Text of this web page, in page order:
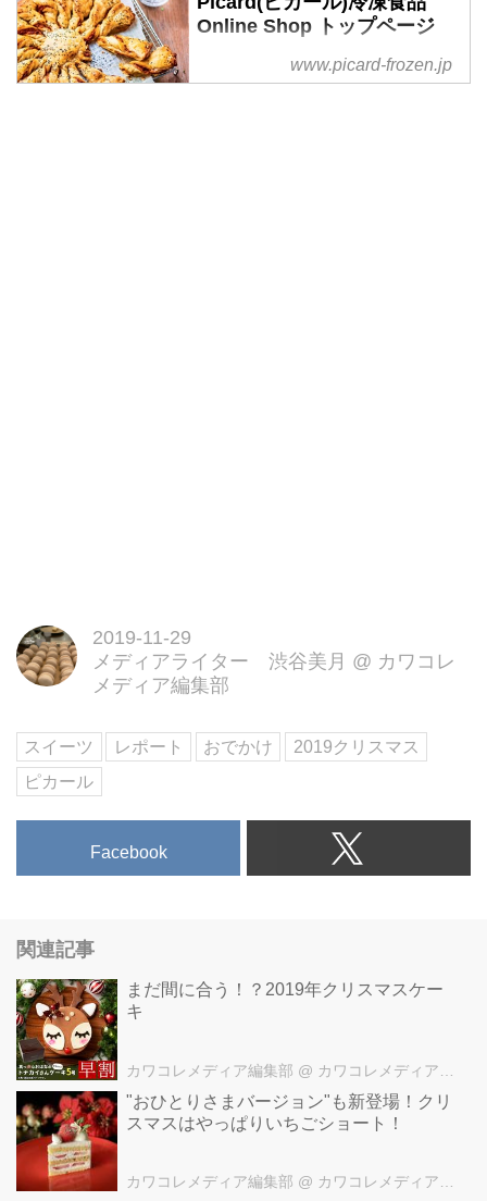
Online Shop トップページ
Picard Online Shopは「食卓を楽
しむ」ことをモットーにあらゆる
www.picard-frozen.jp
2019-11-29
メディアライター 渋谷美月 @ カワコレ
メディア編集部
スイーツ レポート おでかけ
2019クリスマス
ピカール
Facebook
関連記事
まだ間に合う！？2019年クリスマスケー
キ
カワコレメディア編集部 @ カワコレメディア編集部
"おひとりさまバージョン"も新登場！クリ
スマスはやっぱりいちごショート！
カワコレメディア編集部 @ カワコレメディア編集部